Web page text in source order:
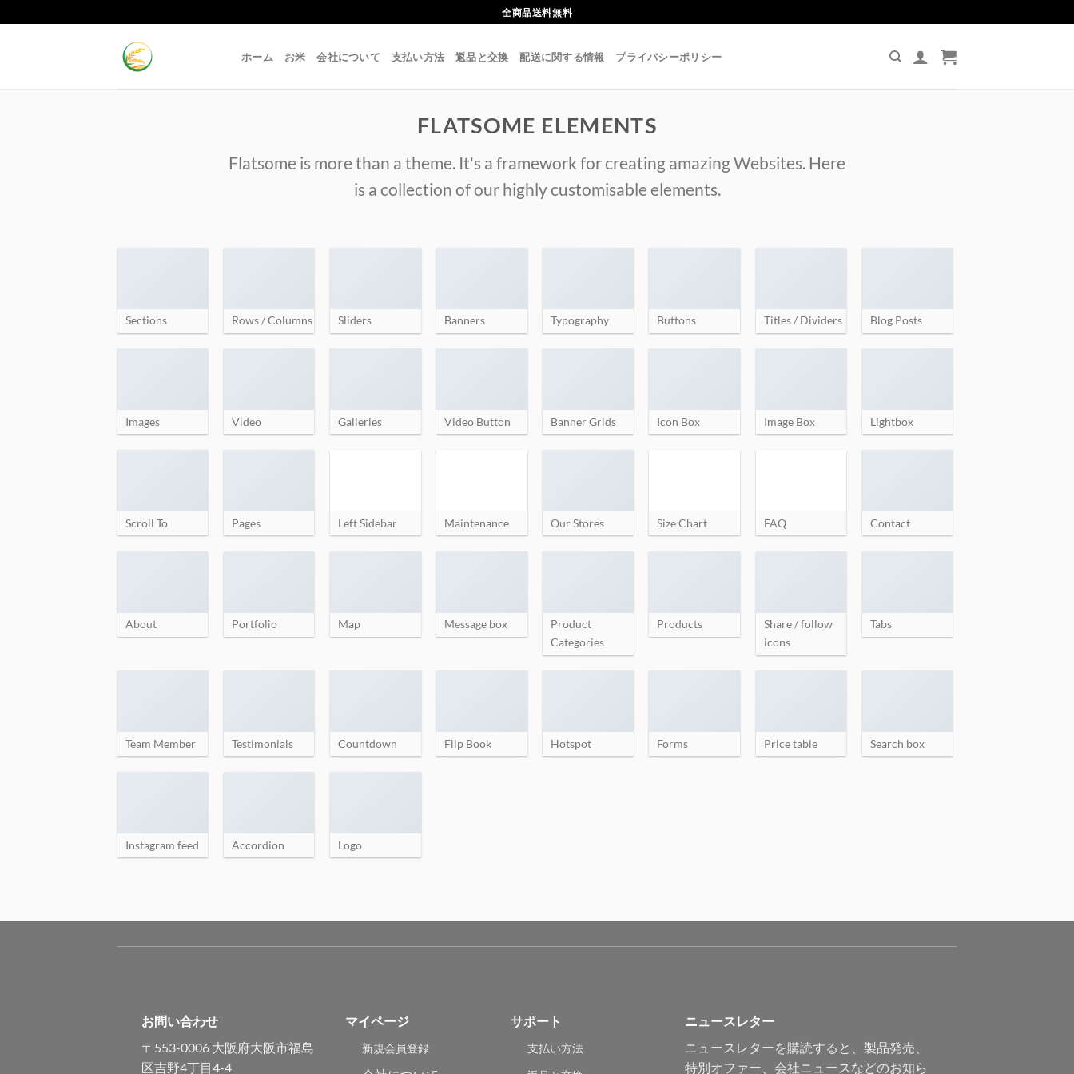
to
全商品送料無料
ホーム お米 会社について 支払い方法 返品と交換 配送に関する情報 プライバシーポリシー
FLATSOME ELEMENTS
Flatsome is more than a theme. It's a framework for creating amazing Websites. Here
is a collection of our highly customisable elements.
Sections Rows / Columns Sliders Banners Typography Buttons Titles / Dividers Blog Posts
Images Video Galleries Video Button Banner Grids Icon Box Image Box Lightbox
Scroll To Pages Left Sidebar Maintenance Our Stores Size Chart FAQ Contact
About Portfolio Map Message box
Product
Categories
Products
Share / follow
icons
Tabs
Team Member Testimonials Countdown Flip Book Hotspot Forms Price table Search box
Instagram feed Accordion Logo
お問い合わせ
〒553-0006 大阪府大阪市福島
区吉野4丁目4-4
マイページ
新規会員登録
サポート
支払い方法
ニュースレター
ニュースレターを購読すると、製品発売、
特別オファー、会社ニュースなどのお知ら